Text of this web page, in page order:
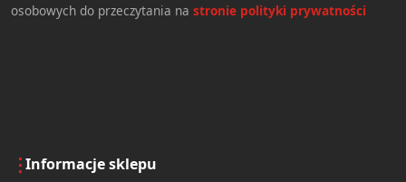
osobowych do przeczytania na stronie polityki prywatności
Informacje sklepu